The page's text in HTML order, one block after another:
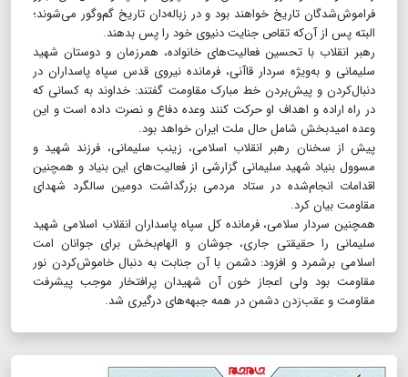
فراموش‌شدگان تاریخ خواهند بود و در زباله‌دان تاریخ گم‌وگور می‌شوند؛
البته پس از آن‌که تقاص جنایت دنیوی خود را پس بدهند.
رهبر انقلاب با تحسین فعالیت‌های خانواده، همرزمان و دوستان شهید
سلیمانی و به‌ویژه سردار قاآنی، فرمانده نیروی قدس سپاه پاسداران در
دنبال‌کردن و‌ پیش‌بردن خط مبارک مقاومت‌ گفتند: خداوند به کسانی که
در راه اراده و اهداف او حرکت کنند وعده دفاع و نصرت داده است و این
وعده امیدبخش شامل حال ملت ایران خواهد بود.
پیش از سخنان رهبر انقلاب اسلامی، زینب سلیمانی، فرزند شهید و
مسوول بنیاد شهید سلیمانی گزارشی از فعالیت‌های این بنیاد و همچنین
اقدامات انجام‌شده در ستاد مردمی بزرگداشت دومین سالگرد شهدای
مقاومت بیان کرد.
همچنین سردار سلامی، فرمانده کل سپاه پاسداران انقلاب اسلامی شهید
سلیمانی را حقیقتی جاری، جوشان و الهام‌بخش برای جوانان امت
اسلامی برشمرد و افزود: دشمن با آن جنابت به دنبال خاموش‌کردن نور
مقاومت بود ولی اعجاز خون آن شهیدان پرافتخار موجب پیشرفت
مقاومت و عقب‌زدن دشمن در همه جبهه‌های درگیری شد.